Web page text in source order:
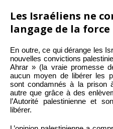
Les Israéliens ne
langage de la force
En outre, ce qui dérange les
nouvelles convictions
Ahrar » (la vraie promesse
aucun moyen de libérer les
sont condamnés à la prison
autre que grâce à des
l’Autorité palestinienne et
libérer.